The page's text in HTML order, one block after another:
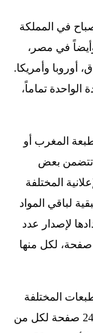
في المملكة
في مصر،
أوروبا وأمريكا.
تماماً،
المغرب أو
تتضمن بعض
المختلفة
لباقي المواد
لإصدار عدد
يوم واحد من الشرق الأوسط قد يصل إلى 140 صفحة، لكل منها
المختلفة
على الشكل التالي: 28 صفحة للطبعة الدولية، 24 صفحة لكل من